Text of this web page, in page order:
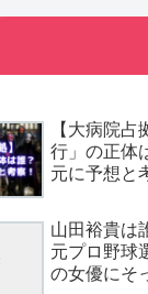
【大病院
行」の正体
元に予想と
山田裕貴は
元プロ野球
の女優にそ